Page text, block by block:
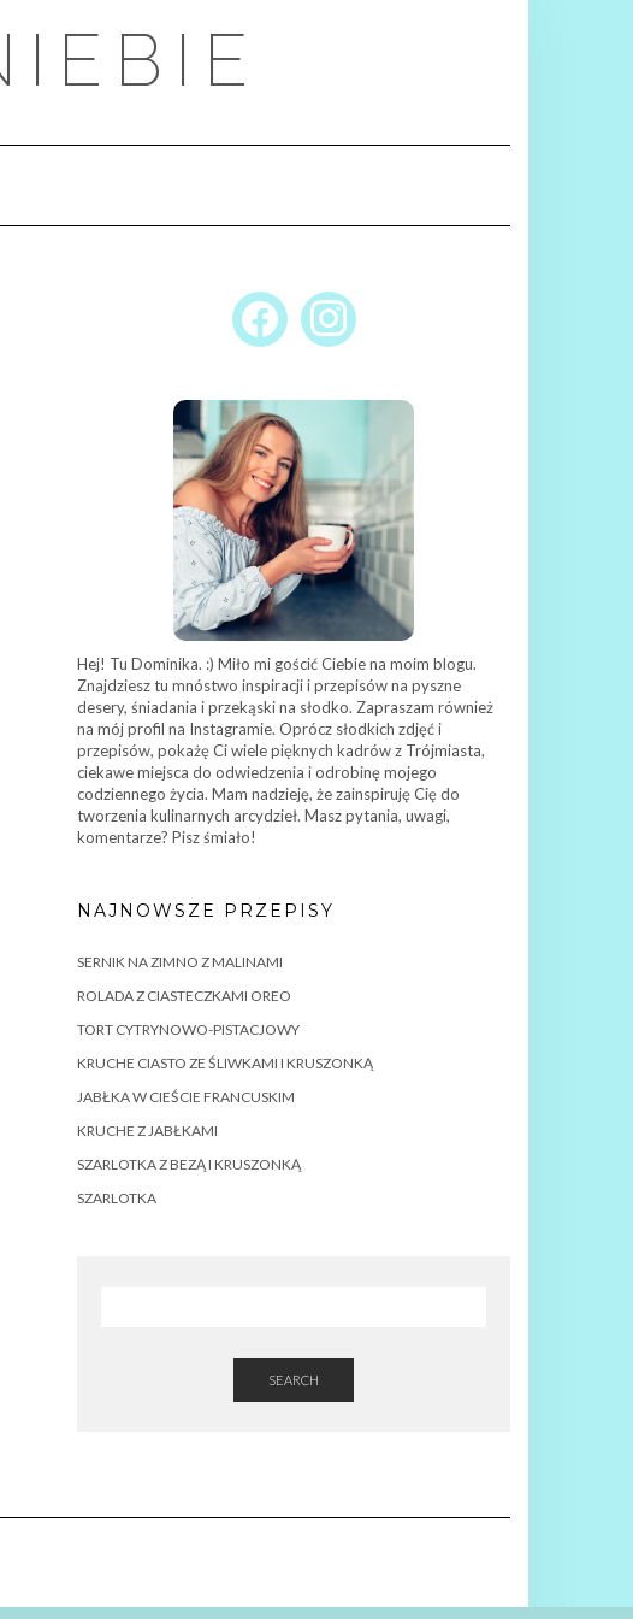
FACEBOOKINSTAGRAM
Hej! Tu Dominika. :) Miło mi gościć Ciebie na moim blogu.
Znajdziesz tu mnóstwo inspiracji i przepisów na pyszne
desery, śniadania i przekąski na słodko. Zapraszam również
na mój profil na Instagramie. Oprócz słodkich zdjęć i
przepisów, pokażę Ci wiele pięknych kadrów z Trójmiasta,
ciekawe miejsca do odwiedzenia i odrobinę mojego
codziennego życia. Mam nadzieję, że zainspiruję Cię do
tworzenia kulinarnych arcydzieł. Masz pytania, uwagi,
komentarze? Pisz śmiało!
NAJNOWSZE PRZEPISY
SERNIK NA ZIMNO Z MALINAMI
ROLADA Z CIASTECZKAMI OREO
TORT CYTRYNOWO-PISTACJOWY
KRUCHE CIASTO ZE ŚLIWKAMI I KRUSZONKĄ
JABŁKA W CIEŚCIE FRANCUSKIM
KRUCHE Z JABŁKAMI
SZARLOTKA Z BEZĄ I KRUSZONKĄ
SZARLOTKA
SEARCH